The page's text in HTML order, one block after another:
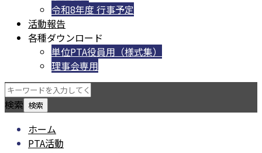
令和8年度 行事予定
活動報告
各種ダウンロード
単位PTA役員用（様式集）
理事会専用
検索
ホーム
PTA活動